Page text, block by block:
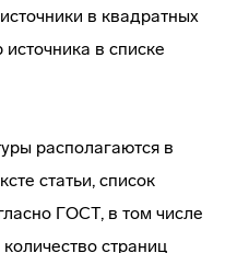
в квадратных
в списке
располагаются в
статьи, список
ГОСТ, в том числе
страниц